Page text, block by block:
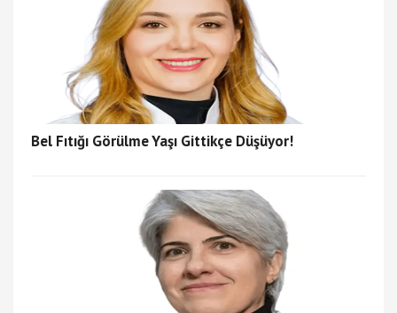
Bel Fıtığı Görülme Yaşı Gittikçe Düşüyor!